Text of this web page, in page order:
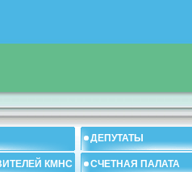
ДЕПУТАТЫ
КМНС СЧЕТНАЯ ПАЛАТА